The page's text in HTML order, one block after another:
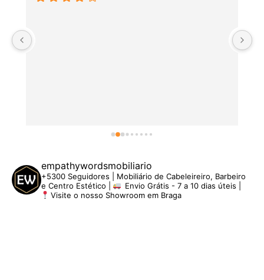
empathywordsmobiliario
+5300 Seguidores | Mobiliário de Cabeleireiro, Barbeiro
e Centro Estético |
Envio Grátis - 7 a 10 dias úteis |
Visite o nosso Showroom em Braga